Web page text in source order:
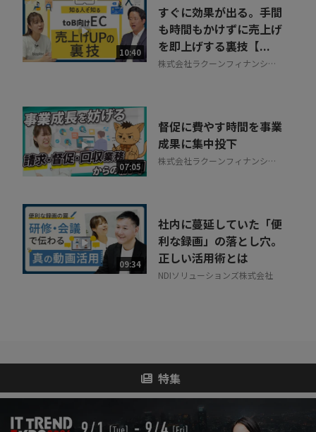
10:40
すぐに効果が出る。手間
も時間もかけずに売上げ
を即上げする裏技【...
株式会社ラクーンフィナンシャ
07:05
督促に費やす時間を事業
成果に集中投下
株式会社ラクーンフィナンシャ
09:34
社内に蔓延していた「便
利な録画」の落とし穴。
正しい活用術とは
NDIソリューションズ株式会社
特集